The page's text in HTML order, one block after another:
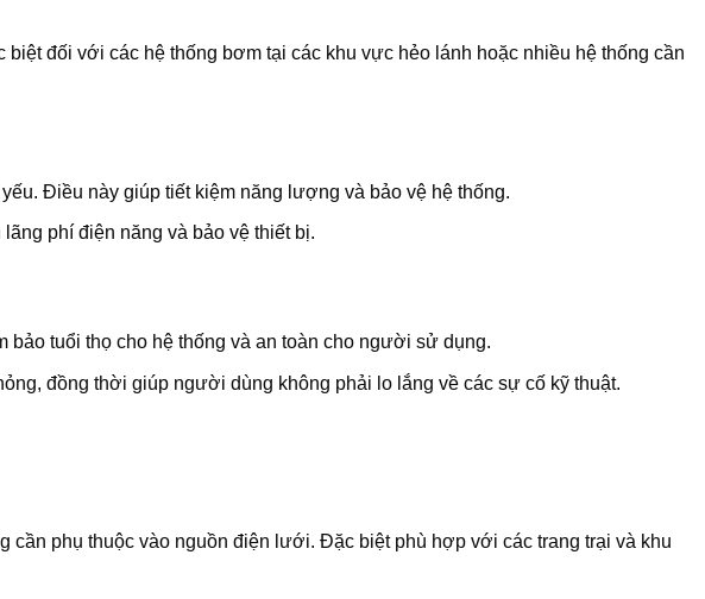
đối với các hệ thống bơm tại các khu vực hẻo lánh hoặc nhiều hệ thống cần
Điều này giúp tiết kiệm năng lượng và bảo vệ hệ thống.
phí điện năng và bảo vệ thiết bị.
tuổi thọ cho hệ thống và an toàn cho người sử dụng.
đồng thời giúp người dùng không phải lo lắng về các sự cố kỹ thuật.
phụ thuộc vào nguồn điện lưới. Đặc biệt phù hợp với các trang trại và khu